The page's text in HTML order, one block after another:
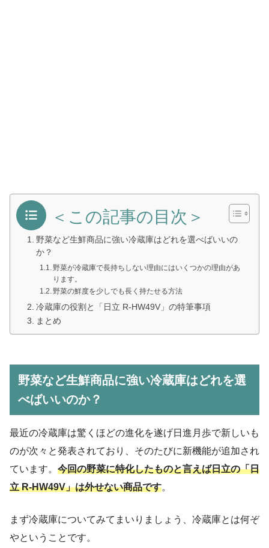
＜この記事の目次＞
野菜など生鮮商品に強い冷蔵庫はどれを選べばいいの
か？
野菜が冷蔵庫で長持ちしない理由にはいくつかの理由があ
ります。
野菜の鮮度を少しでも長く持たせる方法
冷蔵庫の役割と「日立 R-HW49V」の特筆事項
まとめ
野菜など生鮮商品に強い冷蔵庫はどれを選
べばいいのか？
最近の冷蔵庫は驚くほどの進化を遂げ日進月歩で新しいも
のが次々と発表されており、そのたびに新機能が追加され
ています。 今回の野菜に特化したものと言えば日立の「日
立 R-HW49V」は外せない商品です。
まず冷蔵庫についてみてまいりましょう、冷蔵庫とは何ぞ
やということです。